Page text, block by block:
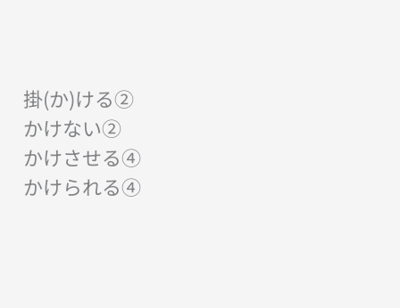
掛(か)ける②
かけない②
かけさせる④
かけられる④